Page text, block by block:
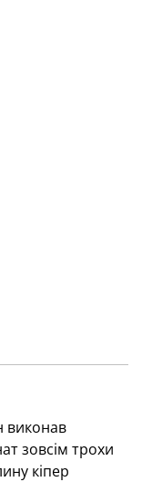
виконав
зовсім трохи
кіпер